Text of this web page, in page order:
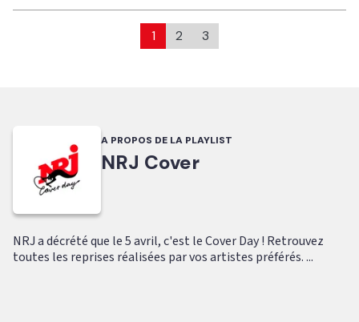
1 2 3
A PROPOS DE LA PLAYLIST
NRJ Cover
NRJ a décrété que le 5 avril, c'est le Cover Day ! Retrouvez
toutes les reprises réalisées par vos artistes préférés. ...